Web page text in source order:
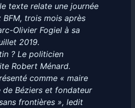
texte relate une journée
trois mois après
Olivier Fogiel à sa
2019.
? Le politicien
Robert Ménard.
comme « maire
de Béziers et fondateur
frontières », ledit